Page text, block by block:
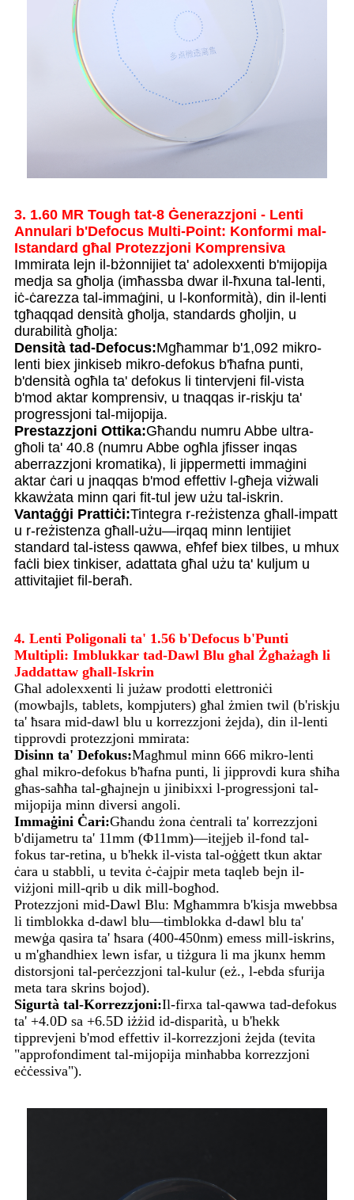
3. 1.60 MR Tough tat-8 Ġenerazzjoni - Lenti
Annulari b'Defocus Multi-Point: Konformi mal-
Istandard għal Protezzjoni Komprensiva
Immirata lejn il-bżonnijiet ta' adolexxenti b'mijopija
medja sa għolja (imħassba dwar il-ħxuna tal-lenti,
iċ-ċarezza tal-immaġini, u l-konformità), din il-lenti
tgħaqqad densità għolja, standards għoljin, u
durabilità għolja:
Densità tad-Defocus:Mgħammar b'1,092 mikro-
lenti biex jinkiseb mikro-defokus b'ħafna punti,
b'densità ogħla ta' defokus li tintervjeni fil-vista
b'mod aktar komprensiv, u tnaqqas ir-riskju ta'
progressjoni tal-mijopija.
Prestazzjoni Ottika:Għandu numru Abbe ultra-
għoli ta' 40.8 (numru Abbe ogħla jfisser inqas
aberrazzjoni kromatika), li jippermetti immaġini
aktar ċari u jnaqqas b'mod effettiv l-għeja viżwali
kkawżata minn qari fit-tul jew użu tal-iskrin.
Vantaġġi Prattiċi:Tintegra r-reżistenza għall-impatt
u r-reżistenza għall-użu—irqaq minn lentijiet
standard tal-istess qawwa, eħfef biex tilbes, u mhux
faċli biex tinkiser, adattata għal użu ta' kuljum u
attivitajiet fil-beraħ.
4. Lenti Poligonali ta' 1.56 b'Defocus b'Punti
Multipli: Imblukkar tad-Dawl Blu għal Żgħażagħ li
Jaddattaw għall-Iskrin
Għal adolexxenti li jużaw prodotti elettroniċi
(mowbajls, tablets, kompjuters) għal żmien twil (b'riskju
ta' ħsara mid-dawl blu u korrezzjoni żejda), din il-lenti
tipprovdi protezzjoni mmirata:
Disinn ta' Defokus:Magħmul minn 666 mikro-lenti
għal mikro-defokus b'ħafna punti, li jipprovdi kura sħiħa
għas-saħħa tal-għajnejn u jinibixxi l-progressjoni tal-
mijopija minn diversi angoli.
Immaġini Ċari:Għandu żona ċentrali ta' korrezzjoni
b'dijametru ta' 11mm (Φ11mm)—itejjeb il-fond tal-
fokus tar-retina, u b'hekk il-vista tal-oġġett tkun aktar
ċara u stabbli, u tevita ċ-ċajpir meta taqleb bejn il-
viżjoni mill-qrib u dik mill-bogħod.
Protezzjoni mid-Dawl Blu: Mgħammra b'kisja mwebbsa
li timblokka d-dawl blu—timblokka d-dawl blu ta'
mewġa qasira ta' ħsara (400-450nm) emess mill-iskrins,
u m'għandhiex lewn isfar, u tiżgura li ma jkunx hemm
distorsjoni tal-perċezzjoni tal-kulur (eż., l-ebda sfurija
meta tara skrins bojod).
Sigurtà tal-Korrezzjoni:Il-firxa tal-qawwa tad-defokus
ta' +4.0D sa +6.5D iżżid id-disparità, u b'hekk
tipprevjeni b'mod effettiv il-korrezzjoni żejda (tevita
"approfondiment tal-mijopija minħabba korrezzjoni
eċċessiva").